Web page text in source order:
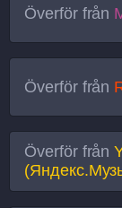
Överför från
Överför från
Överför från